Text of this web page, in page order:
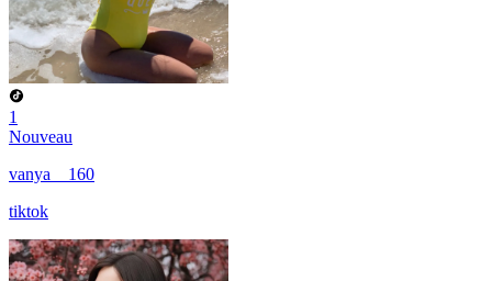
1
Nouveau
vanya__160
tiktok